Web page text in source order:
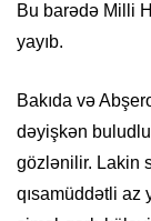
Bu barədə Milli
yayıb.
Bakıda və
dəyişkən
gözlənilir. Lakin
qısamüddətli az